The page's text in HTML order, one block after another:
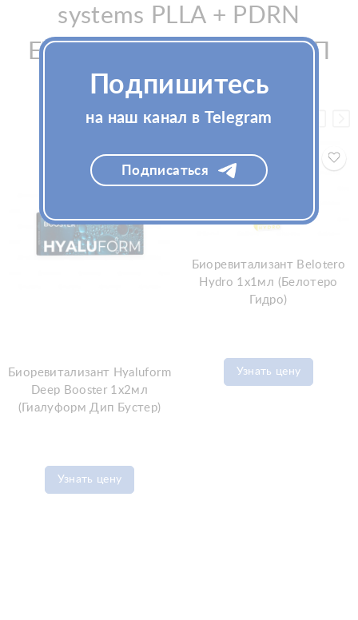
systems PLLA + PDRN
EXOSOMS ULTRA 5мл (МП
Систем), также купили
Биоревитализант Hyaluform
Deep Booster 1x2мл
(Гиалуформ Дип Бустер)
Узнать цену
Биоревитализант Belotero
Hydro 1x1мл (Белотеро
Гидро)
Узнать цену
Подпишитесь
на наш канал в Telegram
Подписаться